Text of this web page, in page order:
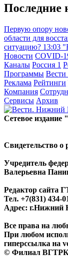
Последние
Первую опору
области для
ситуацию? 13:03
Новости COVID-
Каналы Россия 1
Программы
Реклама Рейтинги
Компания
Сервисы Архив
Сетевое издание
Свидетельство
Учредитель
Валерьевна
Редактор сайта
Тел. +7(831) 434-
Адрес: г.Нижний
Все права на
При любом
гиперссылка на
© Филиал